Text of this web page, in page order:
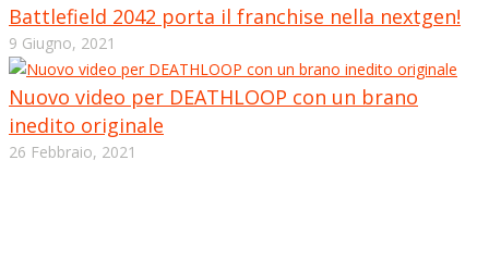
Battlefield 2042 porta il franchise nella nextgen!
9 Giugno, 2021
Nuovo video per DEATHLOOP con un brano
inedito originale
26 Febbraio, 2021